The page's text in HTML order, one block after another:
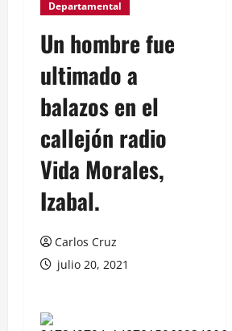
Departamental
Un hombre fue
ultimado a
balazos en el
callejón radio
Vida Morales,
Izabal.
Carlos Cruz
julio 20, 2021